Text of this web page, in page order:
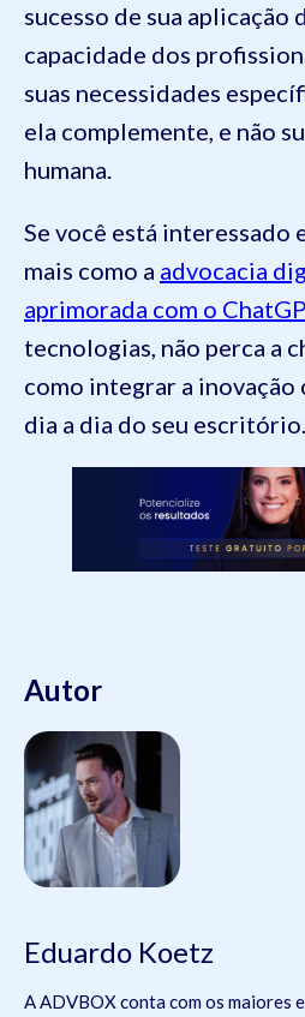
sucesso de sua aplicação
capacidade dos
suas necessidades
ela complemente, e não
humana.
Se você está interessado
mais como a advocacia
aprimorada com o
tecnologias, não perca a
como integrar a inovação
dia a dia do seu escritório.
Autor
Eduardo Koetz
A ADVBOX conta com os maiores